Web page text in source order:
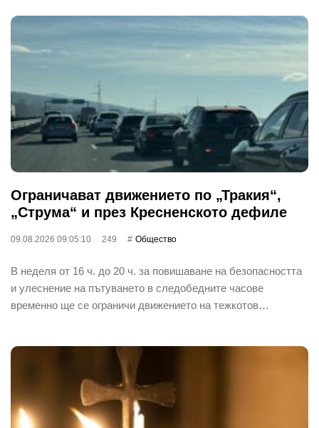
Ограничават движението по „Тракия“,
„Струма“ и през Кресненското дефиле
09.08.2026 09:05:10 249 Общество
В неделя от 16 ч. до 20 ч. за повишаване на безопасността
и улеснение на пътуването в следобедните часове
временно ще се ограничи движението на тежкотов…